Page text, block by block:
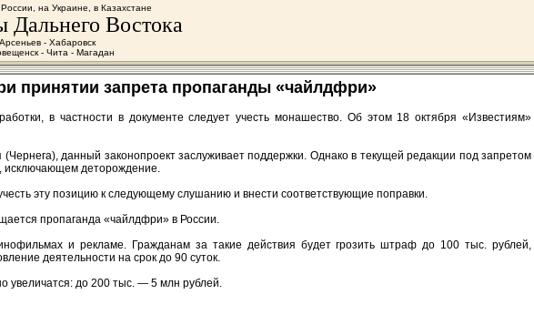
на Украине, в Казахстане
Дальнего Востока
- Хабаровск
- Чита - Магадан
принятии запрета пропаганды «чайлдфри»
в частности в документе следует учесть монашество. Об этом 18 октября «Известиям»
данный законопроект заслуживает поддержки. Однако в текущей редакции под запретом
исключающем деторождение.
эту позицию к следующему слушанию и внести соответствующие поправки.
пропаганда «чайлдфри» в России.
и рекламе. Гражданам за такие действия будет грозить штраф до 100 тыс. рублей,
деятельности на срок до 90 суток.
увеличатся: до 200 тыс. — 5 млн рублей.